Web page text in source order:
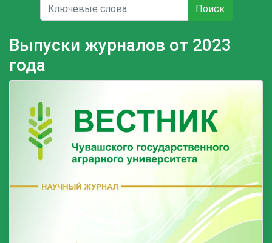
Поиск
Выпуски журналов от 2023
года